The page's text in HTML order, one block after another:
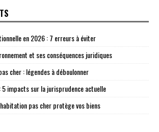
en 2026 : 7 erreurs à éviter
et ses conséquences juridiques
cher : légendes à déboulonner
5 impacts sur la jurisprudence actuelle
pas cher protège vos biens